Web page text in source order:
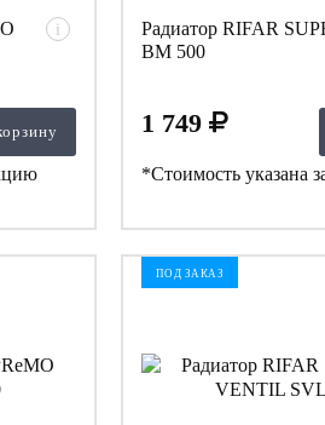
i
Радиатор RIFAR
BM 500
1 749
*Стоимость указана
ПОД ЗАКАЗ